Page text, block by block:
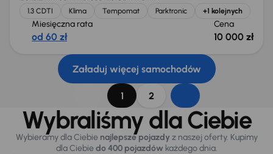
1.3 CDTI Klima Tempomat Parktronic +1 kolejnych
Miesięczna rata
od 60 zł
Cena
10 000 zł
Załaduj więcej samochodów
1 2
Wybraliśmy dla Ciebie
Wybieramy dla Ciebie najlepsze pojazdy z naszej oferty. Kupimy
dla Ciebiedo 400 pojazdówkażdego dnia.